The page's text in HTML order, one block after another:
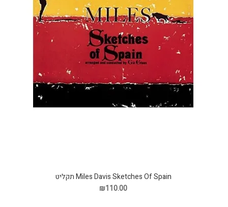
Miles Davis Sketches Of Spain תקליט
₪110.00